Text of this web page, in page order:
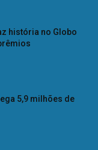
história no Globo
5,9 milhões de